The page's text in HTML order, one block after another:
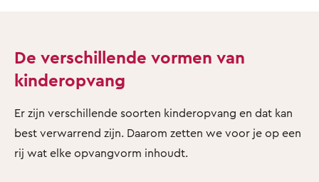
De verschillende vormen van
kinderopvang
Er zijn verschillende soorten kinderopvang en dat kan
best verwarrend zijn. Daarom zetten we voor je op een
rij wat elke opvangvorm inhoudt.